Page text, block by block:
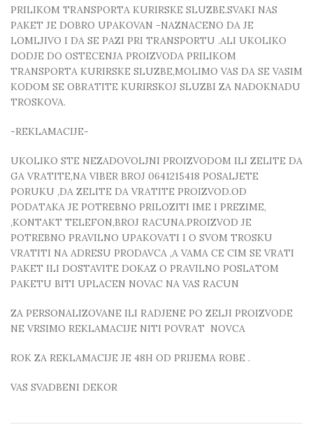
PRILIKOM TRANSPORTA KURIRSKE SLUZBE.SVAKI NAS
PAKET JE DOBRO UPAKOVAN -NAZNACENO DA JE
LOMLJIVO I DA SE PAZI PRI TRANSPORTU .ALI UKOLIKO
DODJE DO OSTECENJA PROIZVODA PRILIKOM
TRANSPORTA KURIRSKE SLUZBE,MOLIMO VAS DA SE VASIM
KODOM SE OBRATITE KURIRSKOJ SLUZBI ZA NADOKNADU
TROSKOVA.
-REKLAMACIJE-
UKOLIKO STE NEZADOVOLJNI PROIZVODOM ILI ZELITE DA
GA VRATITE,NA VIBER BROJ 0641215418 POSALJETE
PORUKU ,DA ZELITE DA VRATITE PROIZVOD.OD
PODATAKA JE POTREBNO PRILOZITI IME I PREZIME,
,KONTAKT TELEFON,BROJ RACUNA.PROIZVOD JE
POTREBNO PRAVILNO UPAKOVATI I O SVOM TROSKU
VRATITI NA ADRESU PRODAVCA ,A VAMA CE CIM SE VRATI
PAKET ILI DOSTAVITE DOKAZ O PRAVILNO POSLATOM
PAKETU BITI UPLACEN NOVAC NA VAS RACUN
ZA PERSONALIZOVANE ILI RADJENE PO ZELJI PROIZVODE
NE VRSIMO REKLAMACIJE NITI POVRAT NOVCA
ROK ZA REKLAMACIJE JE 48H OD PRIJEMA ROBE .
VAS SVADBENI DEKOR